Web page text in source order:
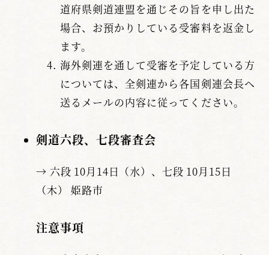
道府県剣道連盟を通じその旨を申し出た
場合、お預かりしている受審料を返金し
ます。
海外剣連を通して受審を予定している方
については、全剣連から各国剣連会長へ
送るメールの内容に従ってください。
剣道六段、七段審査会
→ 六段 10月14日（水）、七段 10月15日
（木） 姫路市
注意事項